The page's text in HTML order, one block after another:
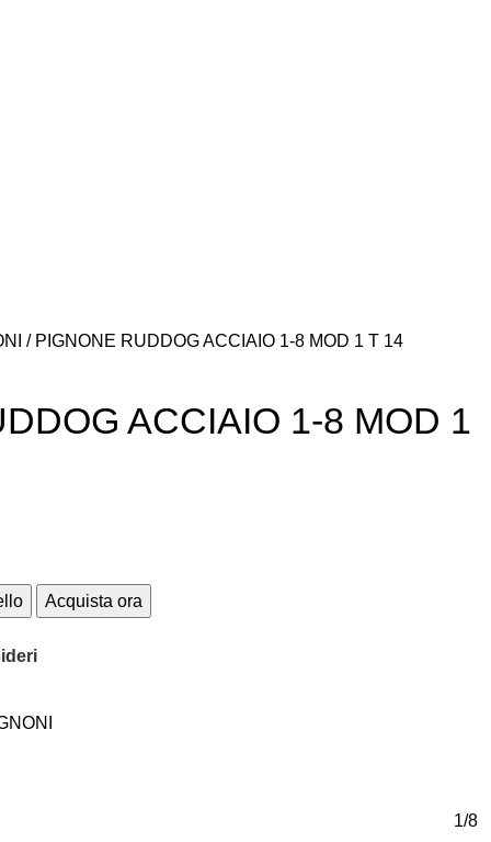
PIGNONE RUDDOG ACCIAIO 1-8 MOD 1 T 14
ACCIAIO 1-8 MOD 1
Acquista ora
1/8